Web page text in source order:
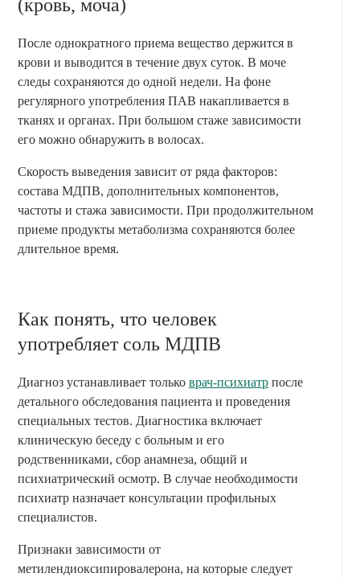
(кровь, моча)
После однократного приема вещество держится в
крови и выводится в течение двух суток. В моче
следы сохраняются до одной недели. На фоне
регулярного употребления ПАВ накапливается в
тканях и органах. При большом стаже зависимости
его можно обнаружить в волосах.
Скорость выведения зависит от ряда факторов:
состава МДПВ, дополнительных компонентов,
частоты и стажа зависимости. При продолжительном
приеме продукты метаболизма сохраняются более
длительное время.
Как понять, что человек
употребляет соль МДПВ
Диагноз устанавливает только врач-психиатр после
детального обследования пациента и проведения
специальных тестов. Диагностика включает
клиническую беседу с больным и его
родственниками, сбор анамнеза, общий и
психиатрический осмотр. В случае необходимости
психиатр назначает консультации профильных
специалистов.
Признаки зависимости от
метилендиоксипировалерона, на которые следует